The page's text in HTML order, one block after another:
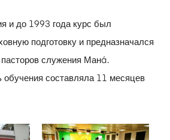
и до 1993 года курс был
подготовку и предназначался
служения Манá.
обучения составляла 11 месяцев